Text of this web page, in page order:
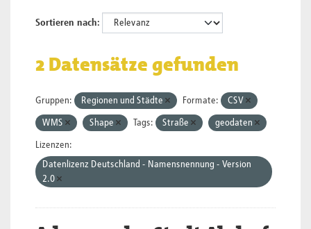
Sortieren nach
2 Datensätze gefunden
Gruppen: Regionen und Städte Formate: CSV
WMS Shape Tags: Straße geodaten
Lizenzen:
Datenlizenz Deutschland - Namensnennung - Version
2.0